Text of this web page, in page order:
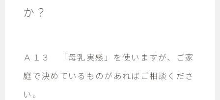
か？
Ａ１３ 「母乳実感」を使いますが、ご家
庭で決めているものがあればご相談くださ
い。